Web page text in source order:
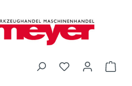
Du hast 0